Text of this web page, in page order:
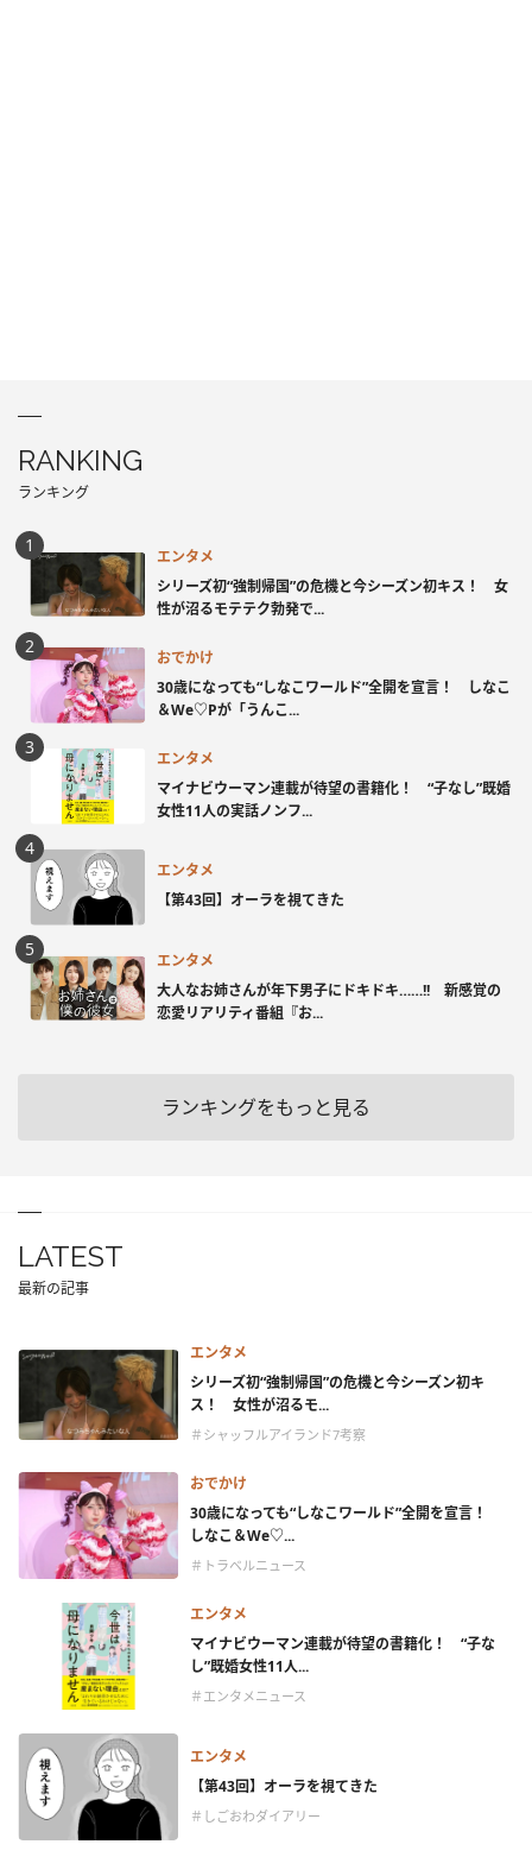
RANKING
ランキング
エンタメ
シリーズ初“強制帰国”の危機と今シーズン初キス！ 女
性が沼るモテテク勃発で...
おでかけ
30歳になっても“しなこワールド”全開を宣言！ しなこ
＆We♡Pが「うんこ...
エンタメ
マイナビウーマン連載が待望の書籍化！ “子なし”既婚
女性11人の実話ノンフ...
エンタメ
【第43回】オーラを視てきた
エンタメ
大人なお姉さんが年下男子にドキドキ……!! 新感覚の
恋愛リアリティ番組『お...
ランキングをもっと見る
LATEST
最新の記事
エンタメ
シリーズ初“強制帰国”の危機と今シーズン初キ
ス！ 女性が沼るモ...
＃シャッフルアイランド7考察
おでかけ
30歳になっても“しなこワールド”全開を宣言！
しなこ＆We♡...
＃トラベルニュース
エンタメ
マイナビウーマン連載が待望の書籍化！ “子な
し”既婚女性11人...
＃エンタメニュース
エンタメ
【第43回】オーラを視てきた
＃しごおわダイアリー